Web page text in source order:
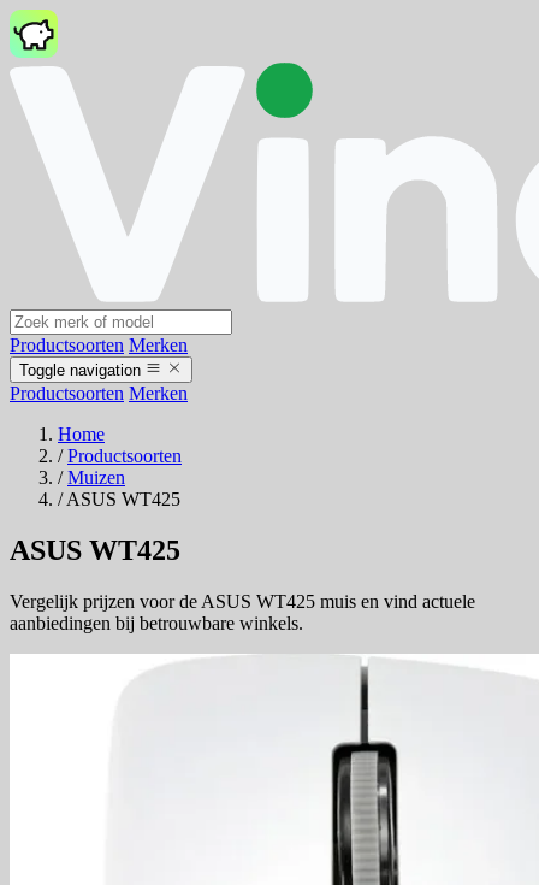
Productsoorten Merken
Toggle navigation
Productsoorten Merken
Home
/ Productsoorten
/ Muizen
/ ASUS WT425
ASUS WT425
Vergelijk prijzen voor de ASUS WT425 muis en vind actuele
aanbiedingen bij betrouwbare winkels.